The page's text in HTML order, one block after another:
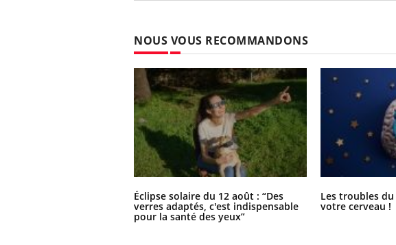
NOUS VOUS RECOMMANDONS
Éclipse solaire du 12 août : “Des
verres adaptés, c'est indispensable
pour la santé des yeux”
Les troubles
votre cerveau !